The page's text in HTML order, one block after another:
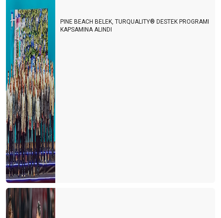
PINE BEACH BELEK, TURQUALITY® DESTEK PROGRAMI
KAPSAMINA ALINDI